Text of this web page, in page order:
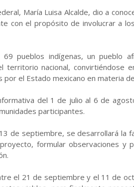
María Luisa Alcalde, dio a
con el propósito de involucrar a
pueblos indígenas, un pueblo
territorio nacional, convirtiéndose
por el Estado mexicano en materia
del 1 de julio al 6 de
participantes.
de septiembre, se desarrollará la
formular observaciones y
el 21 de septiembre y el 11 de